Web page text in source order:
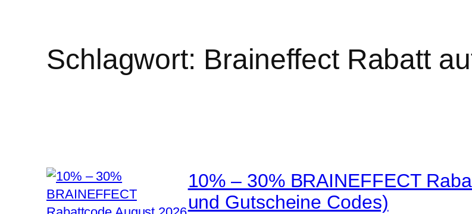
Schlagwort: Braineffect Rabatt
10% – 30% BRAINEFFECT
und Gutscheine Codes)